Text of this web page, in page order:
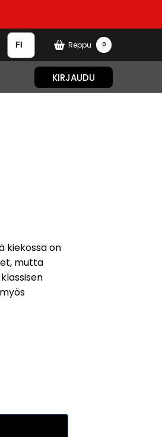
Reppu 0
KIRJAUDU
kiekossa on
mutta